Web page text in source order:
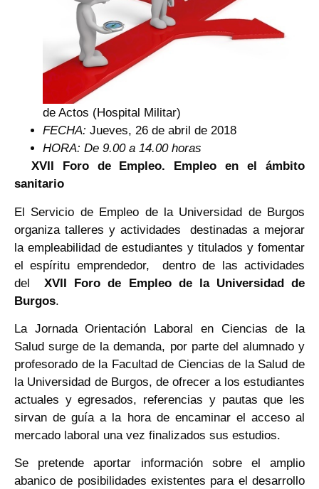
de Actos (Hospital Militar)
FECHA: Jueves, 26 de abril de 2018
HORA: De 9.00 a 14.00 horas
XVII Foro de Empleo. Empleo en el ámbito
sanitario
El Servicio de Empleo de la Universidad de Burgos
organiza talleres y actividades destinadas a mejorar
la empleabilidad de estudiantes y titulados y fomentar
el espíritu emprendedor, dentro de las actividades
del
XVII Foro de Empleo de la Universidad de
Burgos.
La Jornada Orientación Laboral en Ciencias de la
Salud surge de la demanda, por parte del alumnado y
profesorado de la Facultad de Ciencias de la Salud de
la Universidad de Burgos, de ofrecer a los estudiantes
actuales y egresados, referencias y pautas que les
sirvan de guía a la hora de encaminar el acceso al
mercado laboral una vez finalizados sus estudios.
Se pretende aportar información sobre el amplio
abanico de posibilidades existentes para el desarrollo